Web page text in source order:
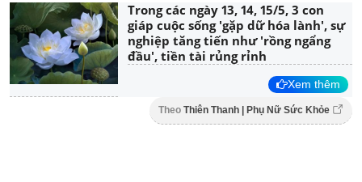
Trong các ngày 13, 14, 15/5, 3 con
giáp cuộc sống 'gặp dữ hóa lành', sự
nghiệp tăng tiến như 'rồng ngẩng
đầu', tiền tài rủng rỉnh
Xem thêm
Theo Thiên Thanh | Phụ Nữ Sức Khỏe